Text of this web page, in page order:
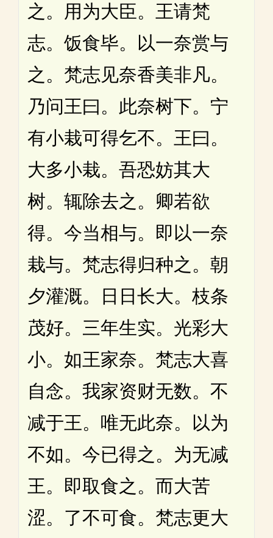
之。用为大臣。王请梵
志。饭食毕。以一奈赏与
之。梵志见奈香美非凡。
乃问王曰。此奈树下。宁
有小栽可得乞不。王曰。
大多小栽。吾恐妨其大
树。辄除去之。卿若欲
得。今当相与。即以一奈
栽与。梵志得归种之。朝
夕灌溉。日日长大。枝条
茂好。三年生实。光彩大
小。如王家奈。梵志大喜
自念。我家资财无数。不
减于王。唯无此奈。以为
不如。今已得之。为无减
王。即取食之。而大苦
涩。了不可食。梵志更大